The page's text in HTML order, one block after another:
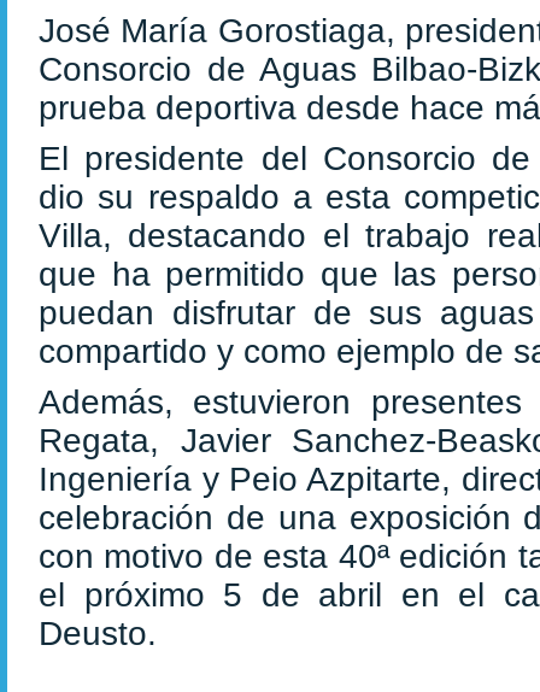
José María Gorostiaga,
Consorcio de Aguas Bilbao-
prueba deportiva desde hace
El presidente del Consorcio
dio su respaldo a esta
Villa, destacando el trabajo
que ha permitido que las
puedan disfrutar de sus
compartido y como ejemplo de
Además, estuvieron
Regata, Javier Sanchez-
Ingeniería y Peio Azpitarte,
celebración de una exposición
con motivo de esta 40ª edición
el próximo 5 de abril en el
Deusto.